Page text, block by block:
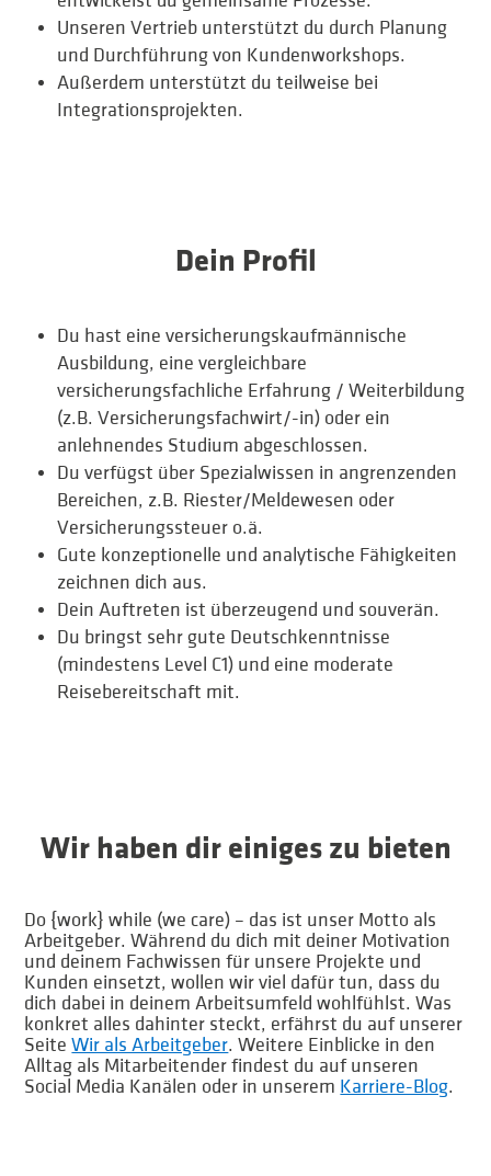
Unseren Vertrieb unterstützt du durch Planung
und Durchführung von Kundenworkshops.
Außerdem unterstützt du teilweise bei
Integrationsprojekten.
Dein Profil
Du hast eine versicherungskaufmännische
Ausbildung, eine vergleichbare
versicherungsfachliche Erfahrung / Weiterbildung
(z.B. Versicherungsfachwirt/-in) oder ein
anlehnendes Studium abgeschlossen.
Du verfügst über Spezialwissen in angrenzenden
Bereichen, z.B. Riester/Meldewesen oder
Versicherungssteuer o.ä.
Gute konzeptionelle und analytische Fähigkeiten
zeichnen dich aus.
Dein Auftreten ist überzeugend und souverän.
Du bringst sehr gute Deutschkenntnisse
(mindestens Level C1) und eine moderate
Reisebereitschaft mit.
Wir haben dir einiges zu bieten
Do {work} while (we care) – das ist unser Motto als
Arbeitgeber. Während du dich mit deiner Motivation
und deinem Fachwissen für unsere Projekte und
Kunden einsetzt, wollen wir viel dafür tun, dass du
dich dabei in deinem Arbeitsumfeld wohlfühlst. Was
konkret alles dahinter steckt, erfährst du auf unserer
Seite Wir als Arbeitgeber. Weitere Einblicke in den
Alltag als Mitarbeitender findest du auf unseren
Social Media Kanälen oder in unserem Karriere-Blog.